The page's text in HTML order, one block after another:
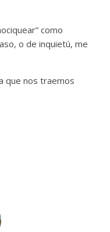
como
o de inquietú, me
que nos traemos